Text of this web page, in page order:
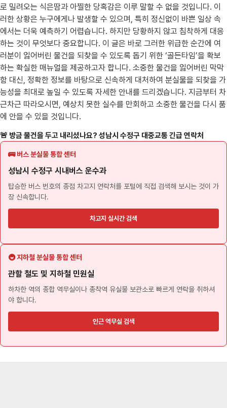
로 밀려오는 식은땀과 아찔한 당혹감은 이루 말할 수 없을 것입니다. 이
러한 상황은 누구에게나 발생할 수 있으며, 특히 정신없이 바쁜 일상 속
에서는 더욱 예측하기 어렵습니다. 하지만 당황하지 않고 침착하게 대응
하는 것이 무엇보다 중요합니다. 이 글은 바로 그러한 위급한 순간에 여
러분이 잃어버린 물건을 되찾을 수 있도록 돕기 위한 ‘골든타임’을 확보
하는 확실한 매뉴얼을 제공하고자 합니다. 소중한 물건을 잃어버린 막막
함 대신, 정확한 정보를 바탕으로 신속하게 대처하여 분실물을 되찾을 가
능성을 최대로 높일 수 있도록 자세한 안내를 드리겠습니다. 지금부터 차
근차근 따라오시면, 예상치 못한 실수를 만회하고 소중한 물건을 다시 품
에 안을 수 있을 것입니다.
🚨 방금 물건을 두고 내리셨나요? 성남시 수정구 대중교통 긴급 연락처
🚌 버스 분실물 통합 센터
성남시 수정구 시내버스 운수과
탑승한 버스 번호의 종점 차고지 연락처를 포털에 직접 검색해 보시는 것이 가
장 신속합니다.
차고지 실시간 검색
🚇 지하철 분실물 통합 센터
관할 철도 및 지하철 민원실
하차한 역의 종합 역무실이나 종착역 유실물 보관소로 빠르게 연락을 취하셔
야 합니다.
인근 역무실 검색